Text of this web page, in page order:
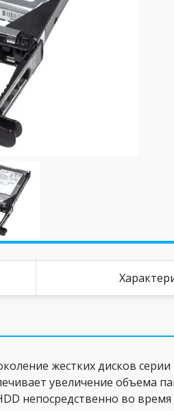
жестких дисков
увеличение объема
непосредственно во